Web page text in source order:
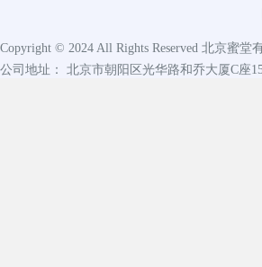
Copyright © 2024 All Rights Reserved 北京蜜堂
公司地址： 北京市朝阳区光华路和乔大厦C座